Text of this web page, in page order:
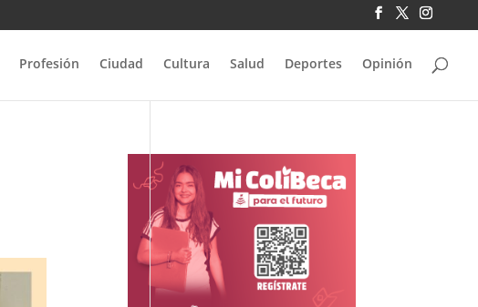
Profesión Ciudad Cultura Salud Deportes Opinión